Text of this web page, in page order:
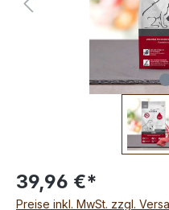
39,96 €*
Preise inkl. MwSt. zzgl.